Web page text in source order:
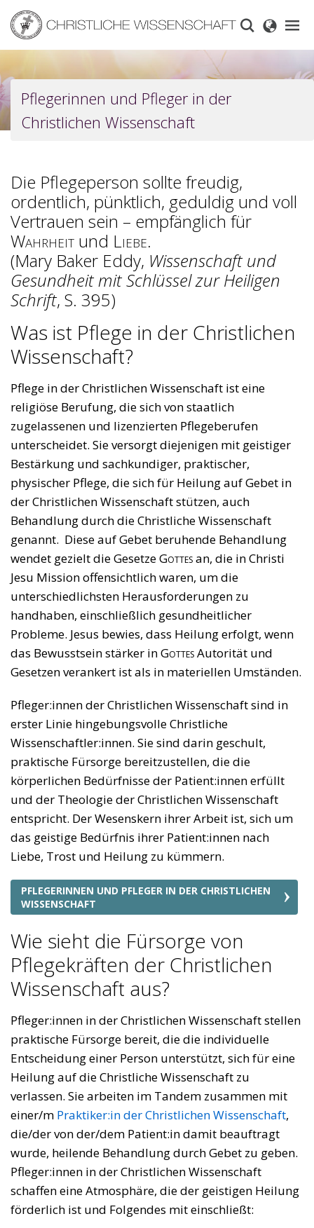
main
content
Pflegerinnen und Pfleger in der
Christlichen Wissenschaft
Die Pflegeperson sollte freudig,
ordentlich, pünktlich, geduldig und voll
Vertrauen sein – empfänglich für
Wahrheit und Liebe.
(Mary Baker Eddy, Wissenschaft und
Gesundheit mit Schlüssel zur Heiligen
Schrift, S. 395)
Was ist Pflege in der Christlichen
Wissenschaft?
Pflege in der Christlichen Wissenschaft ist eine
religiöse Berufung, die sich von staatlich
zugelassenen und lizenzierten Pflegeberufen
unterscheidet. Sie versorgt diejenigen mit geistiger
Bestärkung und sachkundiger, praktischer,
physischer Pflege, die sich für Heilung auf Gebet in
der Christlichen Wissenschaft stützen, auch
Behandlung durch die Christliche Wissenschaft
genannt. Diese auf Gebet beruhende Behandlung
wendet gezielt die GesetzeGottesan, die in Christi
Jesu Mission offensichtlich waren, um die
unterschiedlichsten Herausforderungen zu
handhaben, einschließlich gesundheitlicher
Probleme. Jesus bewies, dass Heilung erfolgt, wenn
das Bewusstsein stärker inGottesAutorität und
Gesetzen verankert ist als in materiellen Umständen.
Pfleger:innen der Christlichen Wissenschaft sind in
erster Linie hingebungsvolle Christliche
Wissenschaftler:innen. Sie sind darin geschult,
praktische Fürsorge bereitzustellen, die die
körperlichen Bedürfnisse der Patient:innen erfüllt
und der Theologie der Christlichen Wissenschaft
entspricht. Der Wesenskern ihrer Arbeit ist, sich um
das geistige Bedürfnis ihrer Patient:innen nach
Liebe, Trost und Heilung zu kümmern.
PFLEGERINNEN UND PFLEGER IN DER CHRISTLICHEN
WISSENSCHAFT
Wie sieht die Fürsorge von
Pflegekräften der Christlichen
Wissenschaft aus?
Pfleger:innen in der Christlichen Wissenschaft stellen
praktische Fürsorge bereit, die die individuelle
Entscheidung einer Person unterstützt, sich für eine
Heilung auf die Christliche Wissenschaft zu
verlassen. Sie arbeiten im Tandem zusammen mit
einer/m Praktiker:in der Christlichen Wissenschaft,
die/der von der/dem Patient:in damit beauftragt
wurde, heilende Behandlung durch Gebet zu geben.
Pfleger:innen in der Christlichen Wissenschaft
schaffen eine Atmosphäre, die der geistigen Heilung
förderlich ist und Folgendes mit einschließt: